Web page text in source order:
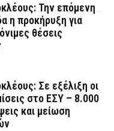
Την επόμενη
η προκήρυξη για
θέσεις
Σε εξέλιξη οι
στο ΕΣΥ – 8.000
και μείωση